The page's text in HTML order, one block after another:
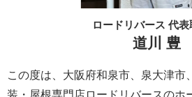
ロードリバース 代
道川 豊
この度は、大阪府和泉市、泉大津市
装・屋根専門店ロードリバースのホ